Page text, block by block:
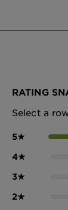
RATING
Select a
5★
4★
3★
2★